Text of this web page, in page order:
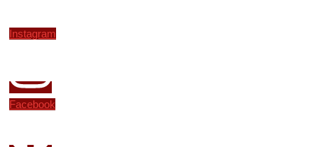
Instagram
Facebook